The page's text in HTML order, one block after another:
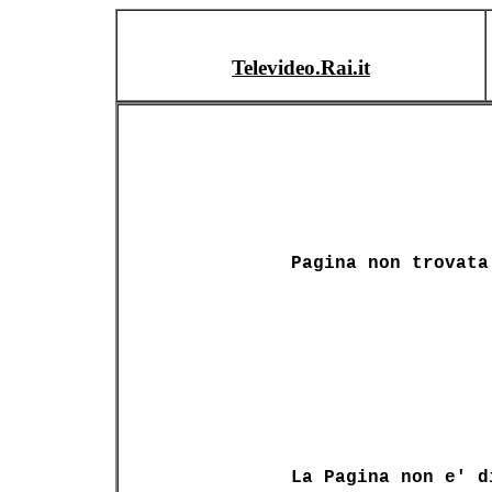
Televideo.Rai.it
Pagina non trovata
La Pagina non e'